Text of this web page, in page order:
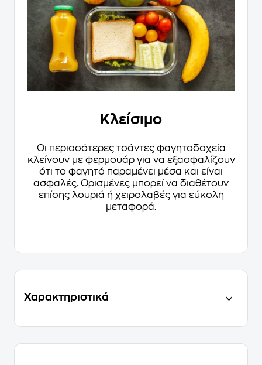
Κλείσιμο
Οι περισσότερες τσάντες φαγητοδοχεία
κλείνουν με φερμουάρ για να εξασφαλίζουν
ότι το φαγητό παραμένει μέσα και είναι
ασφαλές. Ορισμένες μπορεί να διαθέτουν
επίσης λουριά ή χειρολαβές για εύκολη
μεταφορά.
Χαρακτηριστικά